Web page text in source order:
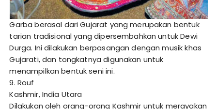
Garba berasal dari Gujarat yang merupakan bentuk
tarian tradisional yang dipersembahkan untuk Dewi
Durga. Ini dilakukan berpasangan dengan musik khas
Gujarati, dan tongkatnya digunakan untuk
menampilkan bentuk seni ini.
9. Rouf
Kashmir, India Utara
Dilakukan oleh orang-orang Kashmir untuk merayakan